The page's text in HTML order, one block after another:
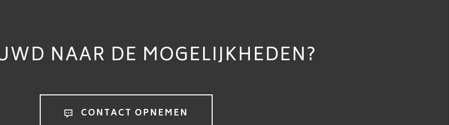
NAAR DE MOGELIJKHEDEN?
CONTACT OPNEMEN